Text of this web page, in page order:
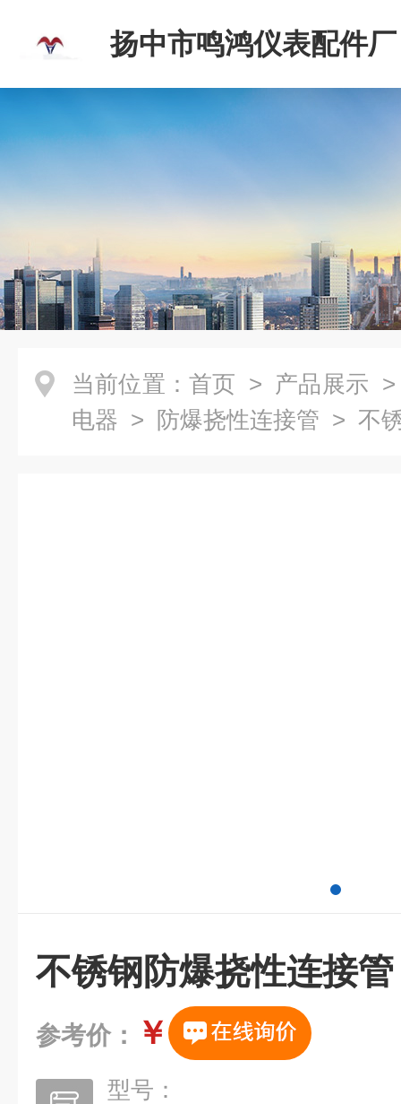
扬中市鸣鸿仪表配件厂
当前位置： 首页 > 产品展示
电器 > 防爆挠性连接管 > 不
不锈钢防爆挠性连接管
参考价： ￥
型号：